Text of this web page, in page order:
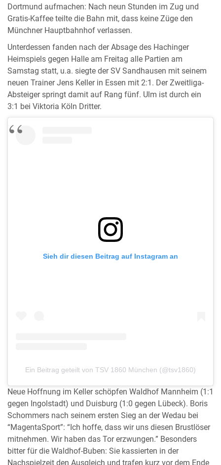
Dortmund aufmachen: Nach neun Stunden im Zug und
Gratis-Kaffee teilte die Bahn mit, dass keine Züge den
Münchner Hauptbahnhof verlassen.
Unterdessen fanden nach der Absage des Hachinger
Heimspiels gegen Halle am Freitag alle Partien am
Samstag statt, u.a. siegte der SV Sandhausen mit seinem
neuen Trainer Jens Keller in Essen mit 2:1. Der Zweitliga-
Absteiger springt damit auf Rang fünf. Ulm ist durch ein
3:1 bei Viktoria Köln Dritter.
Sieh dir diesen Beitrag auf Instagram an
Ein Beitrag geteilt von TSV 1860 München (@tsv1860)
Neue Hoffnung im Keller schöpfen Waldhof Mannheim (1:1
gegen Ingolstadt) und Duisburg (1:0 gegen Lübeck). Boris
Schommers nach seinem ersten Sieg an der Wedau bei
“MagentaSport”: “Ich hoffe, dass wir uns diesen Brustlöser
mitnehmen. Wir haben das Tor erzwungen.” Besonders
bitter für die Waldhof-Buben: Sie kassierten in der
Nachspielzeit den Ausgleich und trafen kurz vor dem Ende